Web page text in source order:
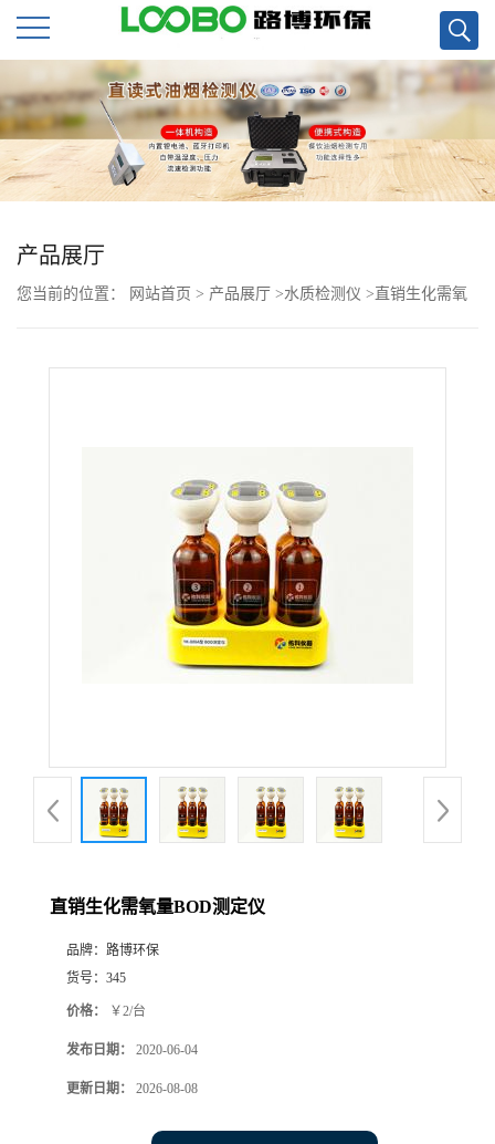
公
司
首
页
公
品
厅
产品展厅
您当前的位置： 网站首页 > 产品展厅 >水质检测仪 > 直销生化需氧
直销生化需氧量BOD测定仪
品牌： 路博环保
货号： 345
价格： ￥2/台
发布日期： 2020-06-04
更新日期： 2026-08-08